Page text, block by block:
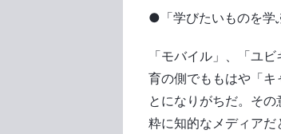
●「学びたいものを学
「モバイル」、「ユ
育の側でももはや「
とになりがちだ。そ
粋に知的なメディアだ